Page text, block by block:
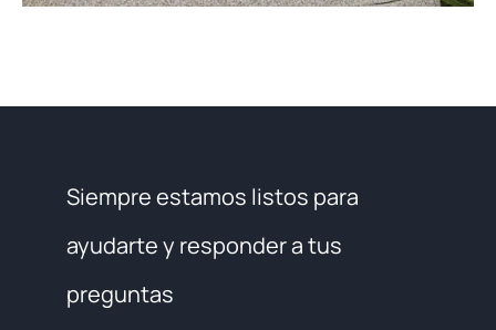
Siempre estamos listos para
ayudarte y responder a tus
preguntas